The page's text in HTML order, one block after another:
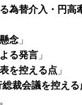
為替介入・円高
念 」
る発言 」
を控える点 」
裁会議を控える